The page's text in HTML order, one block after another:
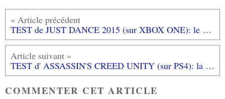
TEST de JUST DANCE 2015 (sur XBOX ONE): le dancefloor à domicile, c'est toujours possible!
TEST d' ASSASSIN'S CREED UNITY (sur PS4): la révolution française de 2014?
COMMENTER CET ARTICLE